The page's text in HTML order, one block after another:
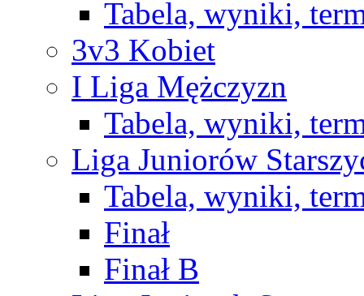
Tabela, wyniki,
3v3 Kobiet
I Liga Mężczyzn
Tabela, wyniki,
Liga Juniorów
Tabela, wyniki,
Finał
Finał B